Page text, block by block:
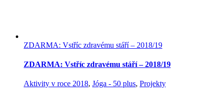
ZDARMA: Vstříc zdravému stáří – 2018/19
ZDARMA: Vstříc zdravému stáří – 2018/19
Aktivity v roce 2018, Jóga - 50 plus, Projekty